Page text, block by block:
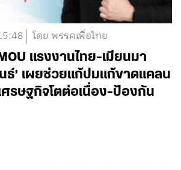
โดย พรรคเพื่อไทย
แรงงานไทย-เมียนมา
ธ์’ เผยช่วยแก้ปมแก้ขาดแคลน
รษฐกิจโตต่อเนื่อง-ป้องกัน